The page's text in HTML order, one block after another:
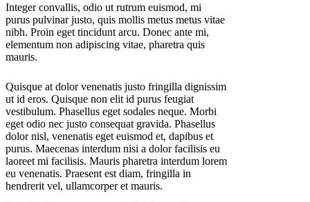
Integer convallis, odio ut rutrum euismod, mi
purus pulvinar justo, quis mollis metus metus vitae
nibh. Proin eget tincidunt arcu. Donec ante mi,
elementum non adipiscing vitae, pharetra quis
mauris.
Quisque at dolor venenatis justo fringilla dignissim
ut id eros. Quisque non elit id purus feugiat
vestibulum. Phasellus eget sodales neque. Morbi
eget odio nec justo consequat gravida. Phasellus
dolor nisl, venenatis eget euismod et, dapibus et
purus. Maecenas interdum nisi a dolor facilisis eu
laoreet mi facilisis. Mauris pharetra interdum lorem
eu venenatis. Praesent est diam, fringilla in
hendrerit vel, ullamcorper et mauris.